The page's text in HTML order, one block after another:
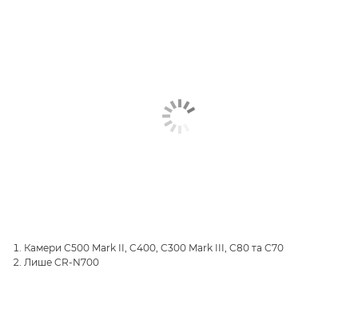
Камери C500 Mark II, C400, C300 Mark III, C80 та C70
Лише CR-N700